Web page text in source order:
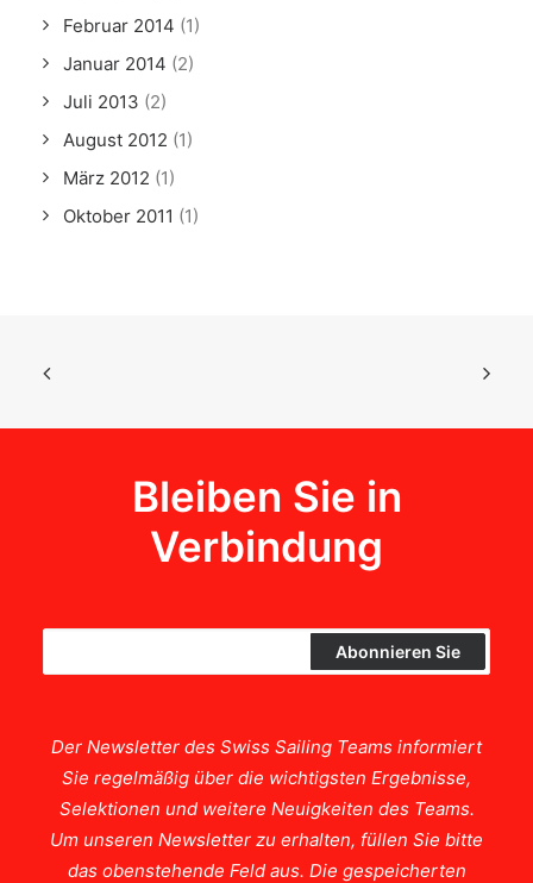
Februar 2014 (1)
Januar 2014 (2)
Juli 2013 (2)
August 2012 (1)
März 2012 (1)
Oktober 2011 (1)
Bleiben Sie in
Verbindung
Der Newsletter des Swiss Sailing Teams informiert
Sie regelmäßig über die wichtigsten Ergebnisse,
Selektionen und weitere Neuigkeiten des Teams.
Um unseren Newsletter zu erhalten, füllen Sie bitte
das obenstehende Feld aus. Die gespeicherten